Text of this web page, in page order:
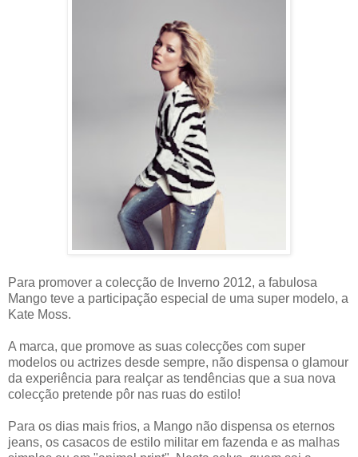
Para promover a colecção de Inverno 2012, a fabulosa
Mango teve a participação especial de uma super modelo, a
Kate Moss.
A marca, que promove as suas colecções com super
modelos ou actrizes desde sempre, não dispensa o glamour
da experiência para realçar as tendências que a sua nova
colecção pretende pôr nas ruas do estilo!
Para os dias mais frios, a Mango não dispensa os eternos
jeans, os casacos de estilo militar em fazenda e as malhas